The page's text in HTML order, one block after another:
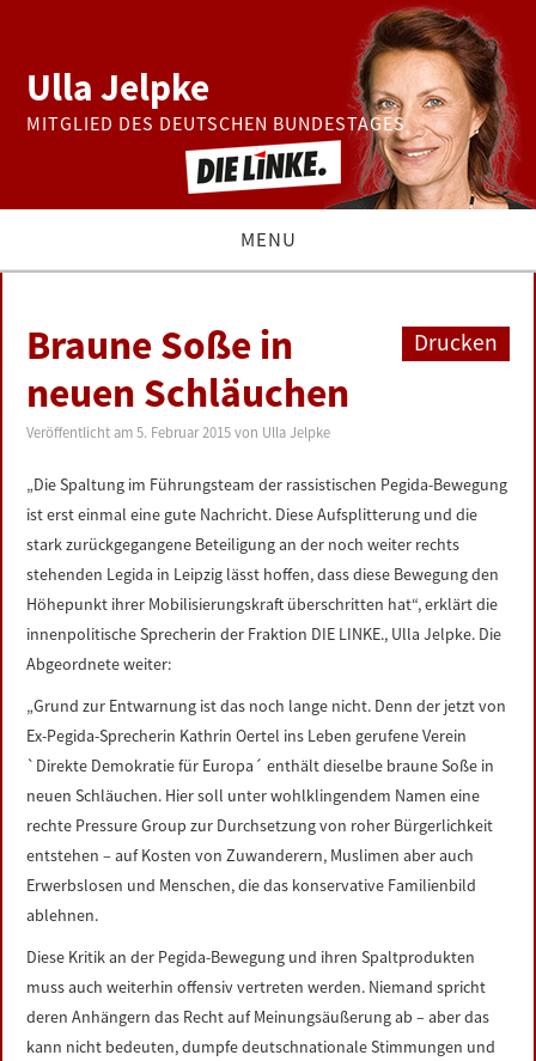
Ulla Jelpke
MITGLIED DES DEUTSCHEN BUNDESTAGES
MENU
BUNDESTAG
PRESSE
ZUR PERSON
LINKS
DATENSCHUTZERKLÄRUNG
Drucken
Braune Soße in
neuen Schläuchen
Veröffentlicht am5. Februar 2015 von Ulla Jelpke
„Die Spaltung im Führungsteam der rassistischen Pegida-Bewegung
ist erst einmal eine gute Nachricht. Diese Aufsplitterung und die
stark zurückgegangene Beteiligung an der noch weiter rechts
stehenden Legida in Leipzig lässt hoffen, dass diese Bewegung den
Höhepunkt ihrer Mobilisierungskraft überschritten hat“, erklärt die
innenpolitische Sprecherin der Fraktion DIE LINKE., Ulla Jelpke. Die
Abgeordnete weiter:
„Grund zur Entwarnung ist das noch lange nicht. Denn der jetzt von
Ex-Pegida-Sprecherin Kathrin Oertel ins Leben gerufene Verein
`Direkte Demokratie für Europa´ enthält dieselbe braune Soße in
neuen Schläuchen. Hier soll unter wohlklingendem Namen eine
rechte Pressure Group zur Durchsetzung von roher Bürgerlichkeit
entstehen – auf Kosten von Zuwanderern, Muslimen aber auch
Erwerbslosen und Menschen, die das konservative Familienbild
ablehnen.
Diese Kritik an der Pegida-Bewegung und ihren Spaltprodukten
muss auch weiterhin offensiv vertreten werden. Niemand spricht
deren Anhängern das Recht auf Meinungsäußerung ab – aber das
kann nicht bedeuten, dumpfe deutschnationale Stimmungen und